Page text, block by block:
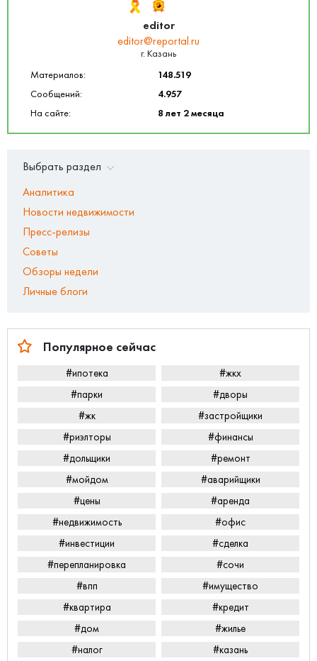
editor
editor@reportal.ru
г. Казань
Материалов:
148.519
Сообщений:
4.957
На сайте:
8 лет 2 месяца
Выбрать раздел
Аналитика
Новости недвижимости
Пресс-релизы
Советы
Обзоры недели
Личные блоги
Популярное сейчас
#ипотека
#жкх
#парки
#дворы
#жк
#застройщики
#риэлторы
#финансы
#дольщики
#ремонт
#мойдом
#аварийщики
#цены
#аренда
#недвижимость
#офис
#инвестиции
#сделка
#перепланировка
#сочи
#впп
#имущество
#квартира
#кредит
#дом
#жилье
#налог
#казань